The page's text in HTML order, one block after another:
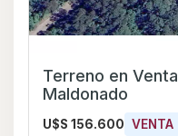
Terreno en Venta en Las Cumbres,
Maldonado
U$S 156.600 VENTA